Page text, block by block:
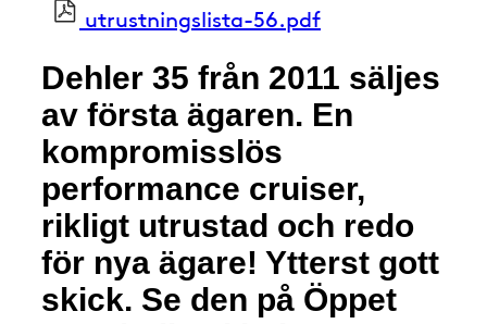
utrustningslista-56.pdf
Dehler 35 från 2011 säljes
av första ägaren. En
kompromisslös
performance cruiser,
rikligt utrustad och redo
för nya ägare! Ytterst gott
skick. Se den på Öppet